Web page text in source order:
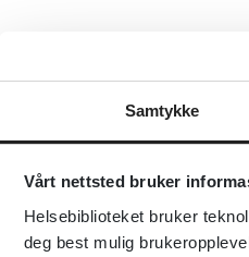
Samtykke
Vårt nettsted bruker
Helsebiblioteket bruker
deg best mulig